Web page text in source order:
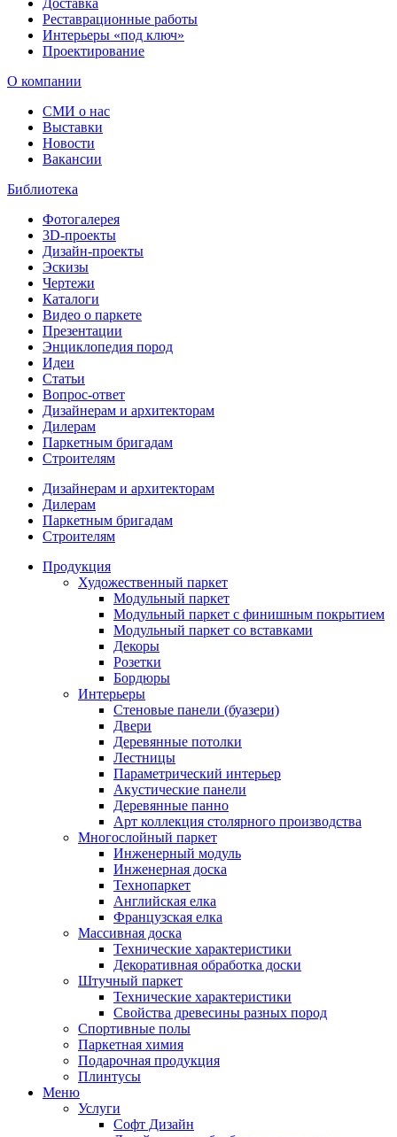
Доставка
Реставрационные работы
Интерьеры «под ключ»
Проектирование
О компании
СМИ о нас
Выставки
Новости
Вакансии
Библиотека
Фотогалерея
3D-проекты
Дизайн-проекты
Эскизы
Чертежи
Каталоги
Видео о паркете
Презентации
Энциклопедия пород
Идеи
Статьи
Вопрос-ответ
Дизайнерам и архитекторам
Дилерам
Паркетным бригадам
Строителям
Дизайнерам и архитекторам
Дилерам
Паркетным бригадам
Строителям
Продукция
Художественный паркет
Модульный паркет
Модульный паркет с финишным покрытием
Модульный паркет со вставками
Декоры
Розетки
Бордюры
Интерьеры
Стеновые панели (буазери)
Двери
Деревянные потолки
Лестницы
Параметрический интерьер
Акустические панели
Деревянные панно
Арт коллекция столярного производства
Многослойный паркет
Инженерный модуль
Инженерная доска
Технопаркет
Английская елка
Французская елка
Массивная доска
Технические характеристики
Декоративная обработка доски
Штучный паркет
Технические характеристики
Свойства древесины разных пород
Спортивные полы
Паркетная химия
Подарочная продукция
Плинтусы
Меню
Услуги
Софт Дизайн